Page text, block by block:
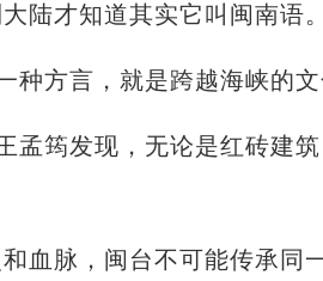
才知道其实它叫闽南语
方言，就是跨越海峡的文
筠发现，无论是红砖建筑
脉，闽台不可能传承同